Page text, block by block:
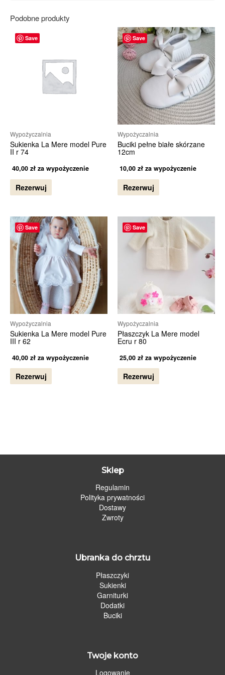
Podobne produkty
Save
Wypożyczalnia
Sukienka La Mere model Pure
II r 74
40,00 zł za wypożyczenie
Rezerwuj
Save
Wypożyczalnia
Buciki pełne białe skórzane
12cm
10,00 zł za wypożyczenie
Rezerwuj
Save
Wypożyczalnia
Sukienka La Mere model Pure
III r 62
40,00 zł za wypożyczenie
Rezerwuj
Save
Wypożyczalnia
Płaszczyk La Mere model
Ecru r 80
25,00 zł za wypożyczenie
Rezerwuj
Sklep
Regulamin
Polityka prywatności
Dostawy
Zwroty
Ubranka do chrztu
Płaszczyki
Sukienki
Garniturki
Dodatki
Buciki
Twoje konto
Logowanie